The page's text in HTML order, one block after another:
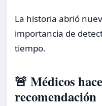
La historia abrió
importancia de
tiempo.
🚨 Médicos
recomendación